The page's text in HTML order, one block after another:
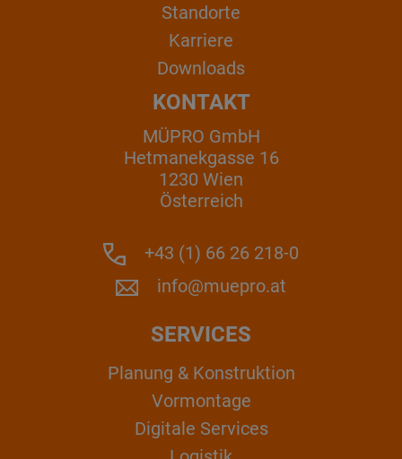
Standorte
Karriere
Downloads
KONTAKT
MÜPRO GmbH
Hetmanekgasse 16
1230 Wien
Österreich
+43 (1) 66 26 218-0
info@muepro.at
SERVICES
Planung & Konstruktion
Vormontage
Digitale Services